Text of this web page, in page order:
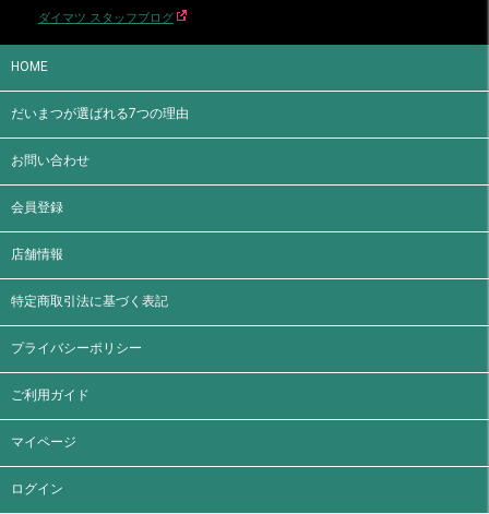
ダイマツ スタッフブログ
HOME
だいまつが選ばれる7つの理由
お問い合わせ
会員登録
店舗情報
特定商取引法に基づく表記
プライバシーポリシー
ご利用ガイド
マイページ
ログイン